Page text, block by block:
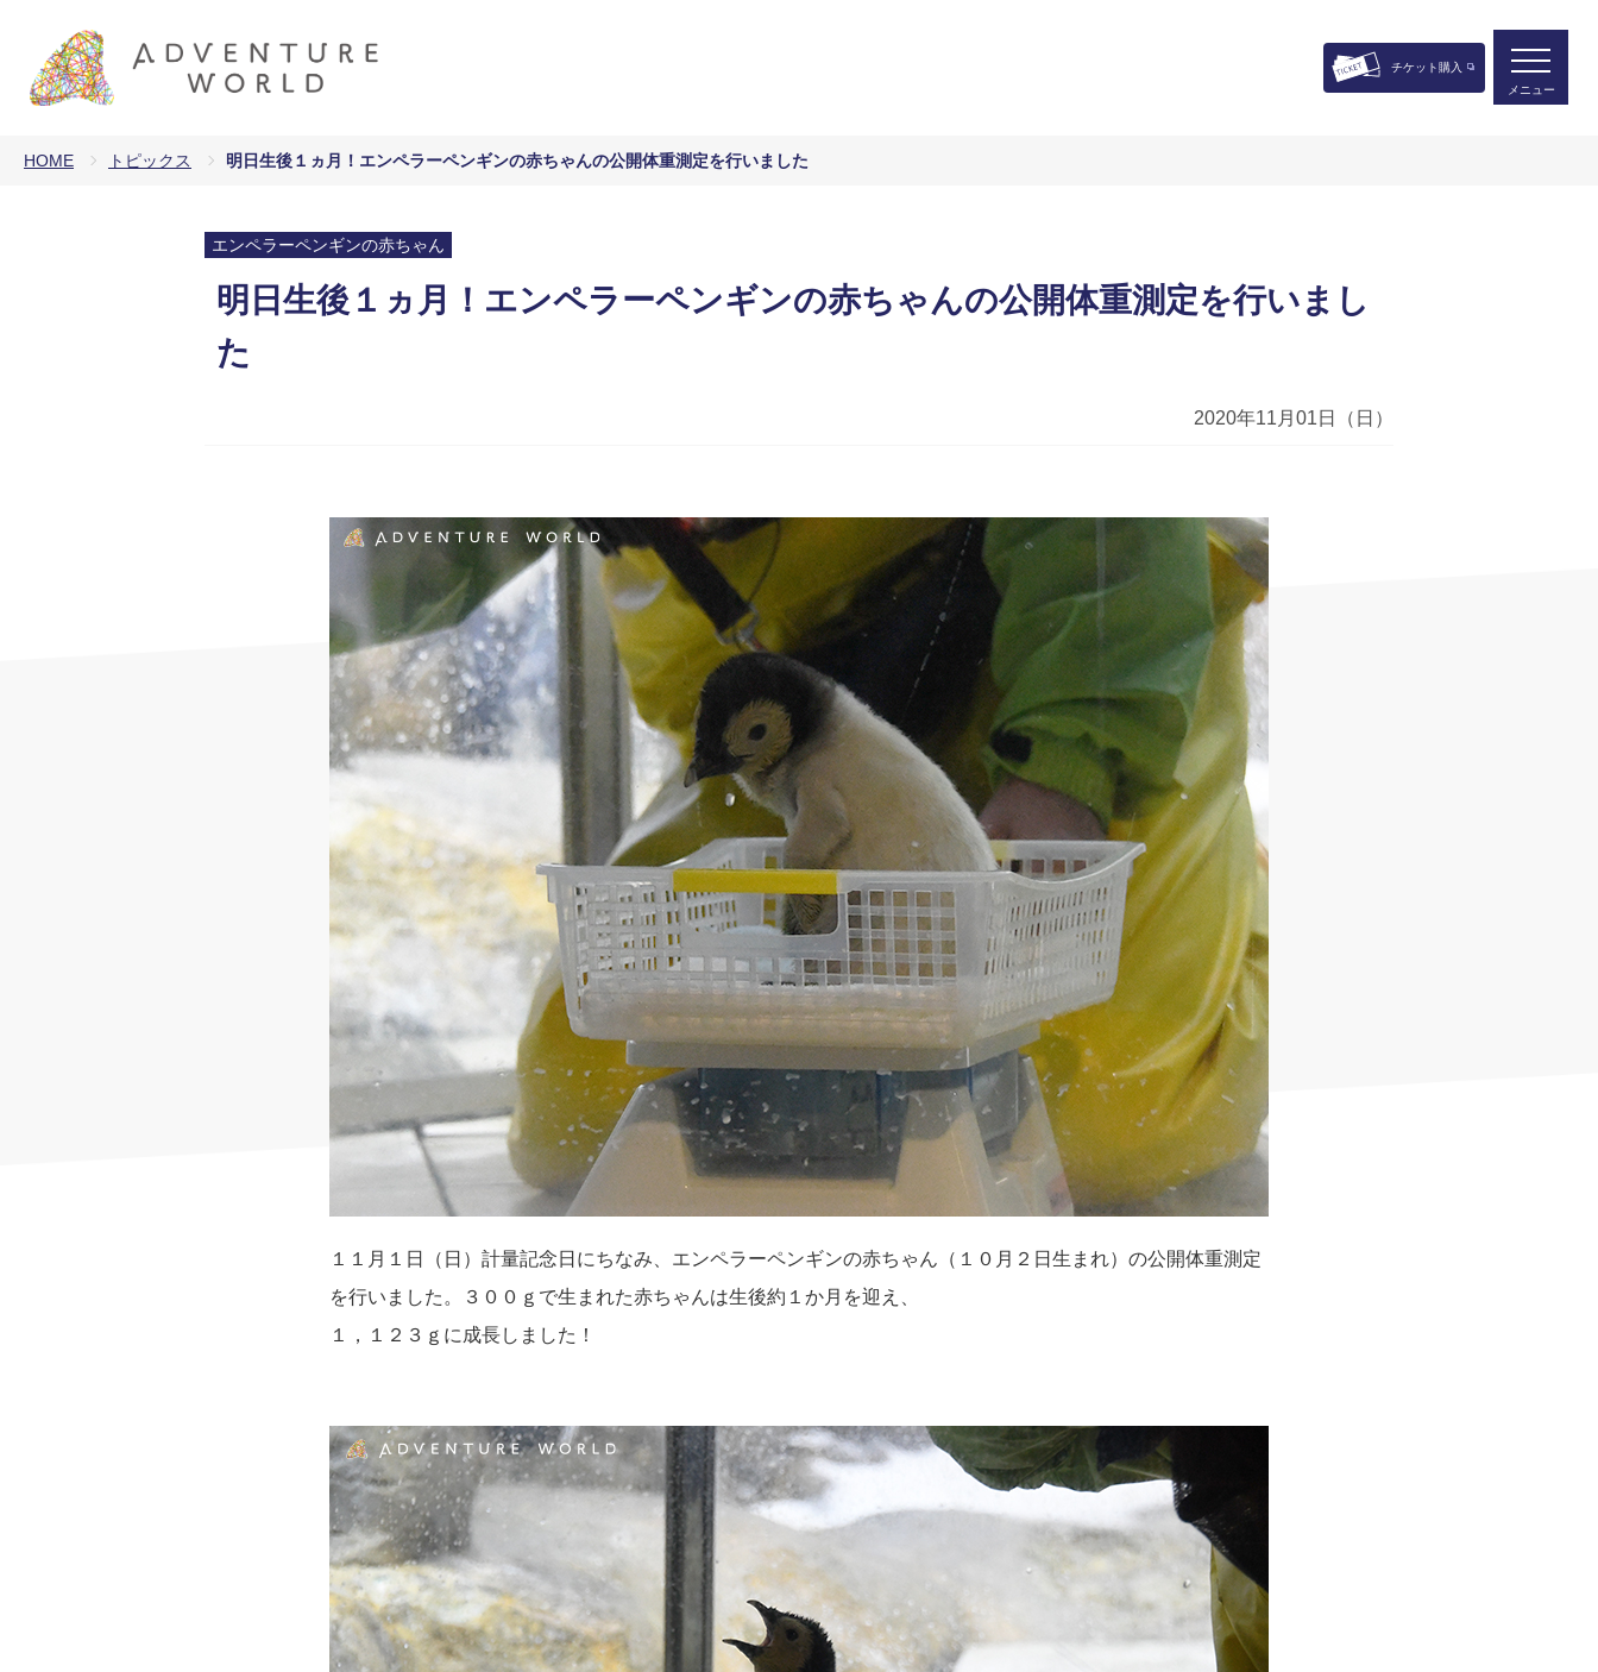
チケット購入
メニュー
HOME トピックス 明日生後１ヵ月！エンペラーペンギンの赤ちゃんの公開体重測定を行いました
エンペラーペンギンの赤ちゃん
明日生後１ヵ月！エンペラーペンギンの赤ちゃんの公開体重測定を行いまし
た
2020年11月01日（日）
１１月１日（日）計量記念日にちなみ、エンペラーペンギンの赤ちゃん（１０月２日生まれ）の公開体重測定
を行いました。３００ｇで生まれた赤ちゃんは生後約１か月を迎え、
１，１２３ｇに成長しました！